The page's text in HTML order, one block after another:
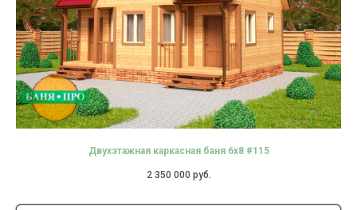
Двухэтажная каркасная баня 6х8 #115
2 350 000 руб.